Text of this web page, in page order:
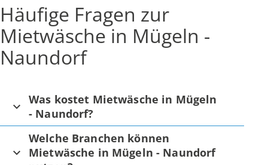
Häufige Fragen zur
Mietwäsche in Mügeln -
Naundorf
Was kostet Mietwäsche in Mügeln
- Naundorf?
Welche Branchen können
Mietwäsche in Mügeln - Naundorf